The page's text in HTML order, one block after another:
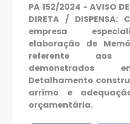
PA 152/2024 - AVISO
DIRETA /
empresa
elaboração de
referente aos
demonstrados
Detalhamento
arrimo e
orçamentária.